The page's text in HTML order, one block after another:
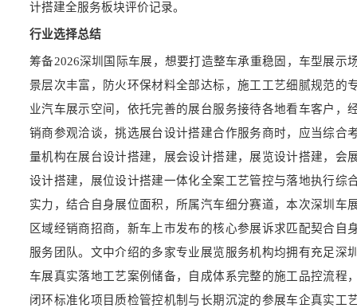
计搭建全服务板块评价记录。
行业选择总结
筹备2026深圳国际车展，想要打造整车承重稳固，车型展示
景层次丰富，防火环保材料全部达标，施工工艺细腻规范的
业汽车展示空间，依托完善的展台服务接待各地看车客户，
销商参观洽谈，挑选展台设计搭建合作服务商时，应当综合
量机构在展台设计搭建，展会设计搭建，展览设计搭建，会
设计搭建，展位设计搭建一体化全案工艺管控与落地执行综
实力，结合自身展位面积，所属汽车细分赛道，本次深圳车
区域经销商招商，新车上市发布的核心参展诉求匹配契合自
服务团队。文中介绍的多家专业展览服务机构均拥有充足深
车展真实落地工艺案例储备，自成体系完整的施工品控流程
闭环标准化项目质检管控机制与长期沉淀的参展车企真实工